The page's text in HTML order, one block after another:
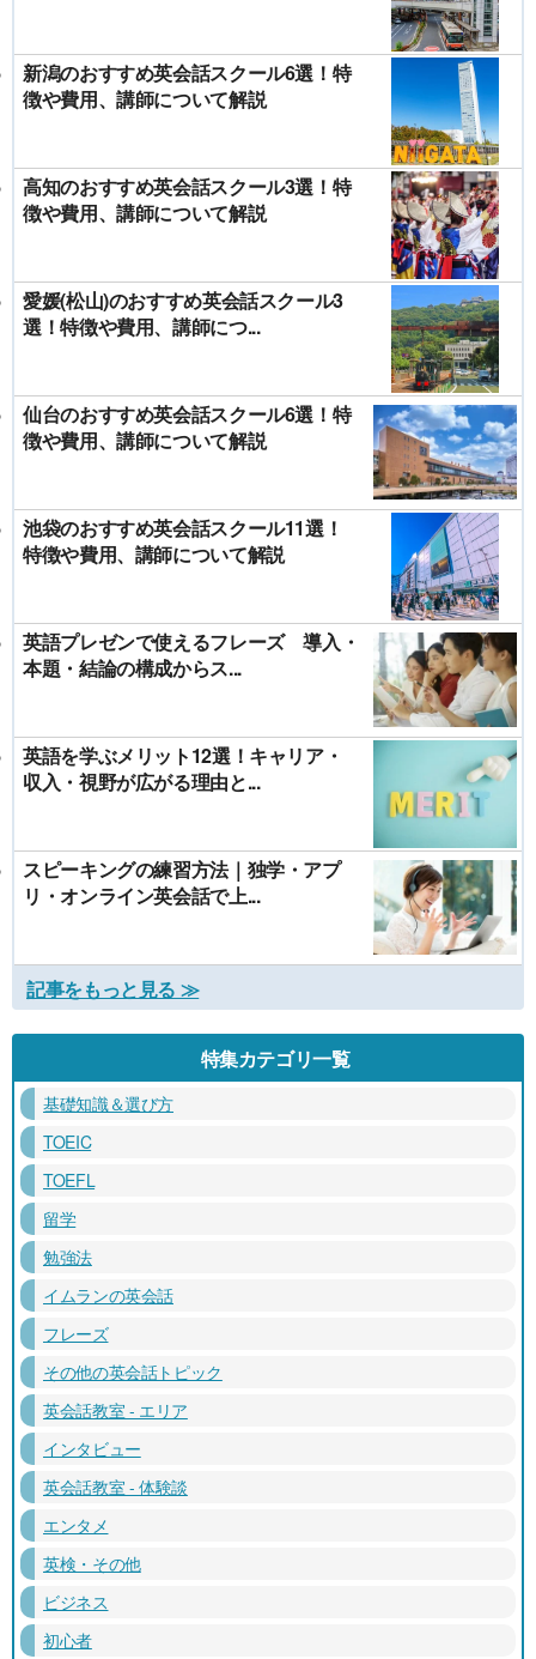
新潟のおすすめ英会話スクール6選！特
徴や費用、講師について解説
高知のおすすめ英会話スクール3選！特
徴や費用、講師について解説
愛媛(松山)のおすすめ英会話スクール3
選！特徴や費用、講師につ...
仙台のおすすめ英会話スクール6選！特
徴や費用、講師について解説
池袋のおすすめ英会話スクール11選！
特徴や費用、講師について解説
英語プレゼンで使えるフレーズ 導入・
本題・結論の構成からス...
英語を学ぶメリット12選！キャリア・
収入・視野が広がる理由と...
スピーキングの練習方法｜独学・アプ
リ・オンライン英会話で上...
記事をもっと見る ≫
特集カテゴリ一覧
基礎知識＆選び方
TOEIC
TOEFL
留学
勉強法
イムランの英会話
フレーズ
その他の英会話トピック
英会話教室 - エリア
インタビュー
英会話教室 - 体験談
エンタメ
英検・その他
ビジネス
初心者